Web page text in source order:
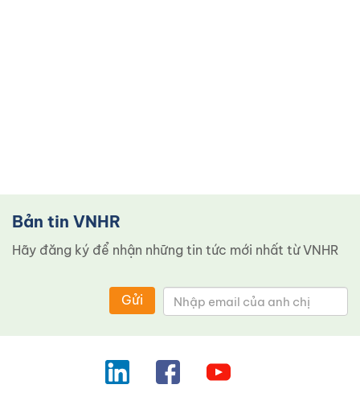
Bản tin VNHR
Hãy đăng ký để nhận những tin tức mới nhất từ ​​VNHR
Gửi